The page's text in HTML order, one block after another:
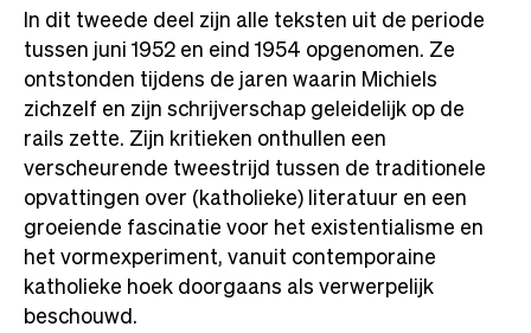
In dit tweede deel zijn alle teksten uit de periode
tussen juni 1952 en eind 1954 opgenomen. Ze
ontstonden tijdens de jaren waarin Michiels
zichzelf en zijn schrijverschap geleidelijk op de
rails zette. Zijn kritieken onthullen een
verscheurende tweestrijd tussen de traditionele
opvattingen over (katholieke) literatuur en een
groeiende fascinatie voor het existentialisme en
het vormexperiment, vanuit contemporaine
katholieke hoek doorgaans als verwerpelijk
beschouwd.